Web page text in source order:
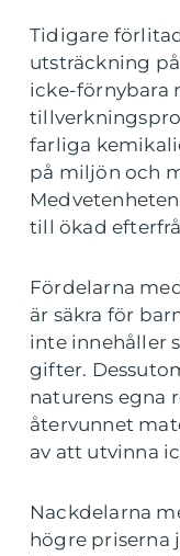
Tidigare
utsträckning
icke-förnybara
farliga
på miljön och
till ökad
Fördelarna
är säkra för
inte innehåller
gifter.
naturens egna
återvunnet
av att utvinna
Nackdelarna
högre priserna